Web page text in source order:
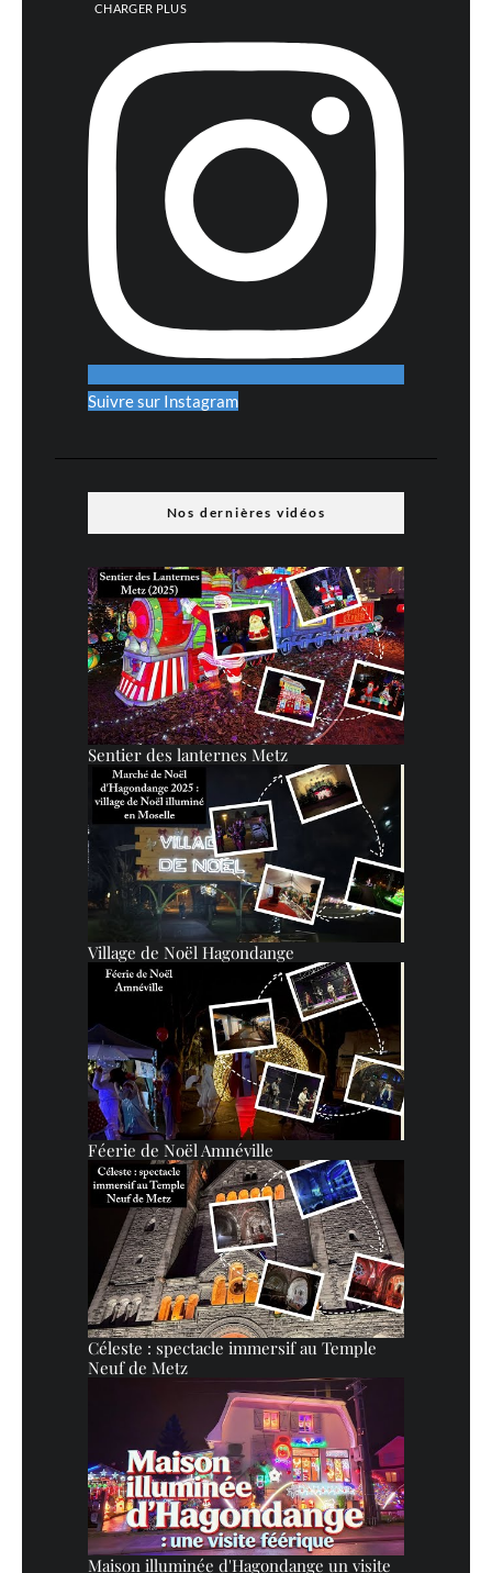
CHARGER PLUS
Suivre sur Instagram
Nos dernières vidéos
Sentier des lanternes Metz
Village de Noël Hagondange
Féerie de Noël Amnéville
Céleste : spectacle immersif au Temple
Neuf de Metz
Maison illuminée d'Hagondange un visite